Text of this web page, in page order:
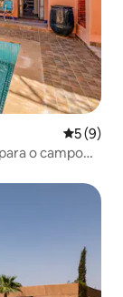
5 de
5 (9)
o campo